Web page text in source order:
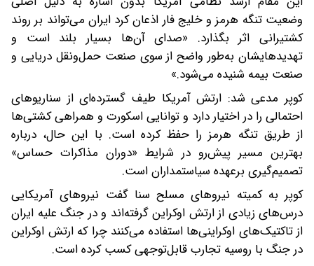
وضعیت تنگه هرمز و خلیج فار اذعان کرد ایران می‌تواند بر روند
کشتیرانی اثر بگذارد. «صدای آن‌ها بسیار بلند است و
تهدیدهایشان به‌طور واضح از سوی صنعت حمل‌ونقل دریایی و
صنعت بیمه شنیده می‌شود.»
کوپر مدعی شد: ارتش آمریکا طیف گسترده‌ای از سناریوهای
احتمالی را در اختیار دارد و توانایی اسکورت و همراهی کشتی‌ها
از طریق تنگه هرمز را حفظ کرده است. با این حال، درباره
بهترین مسیر پیش‌رو در شرایط «دوران مذاکرات حساس»
تصمیم‌گیری برعهده سیاستمداران است.
کوپر به کمیته نیروهای مسلح سنا گفت نیروهای آمریکایی
درس‌های زیادی از ارتش اوکراین گرفته‌اند و در جنگ علیه ایران
از تاکتیک‌های اوکراینی‌ها استفاده می‌کنند چرا که ارتش اوکراین
در جنگ با روسیه تجارب قابل‌توجهی کسب کرده است.